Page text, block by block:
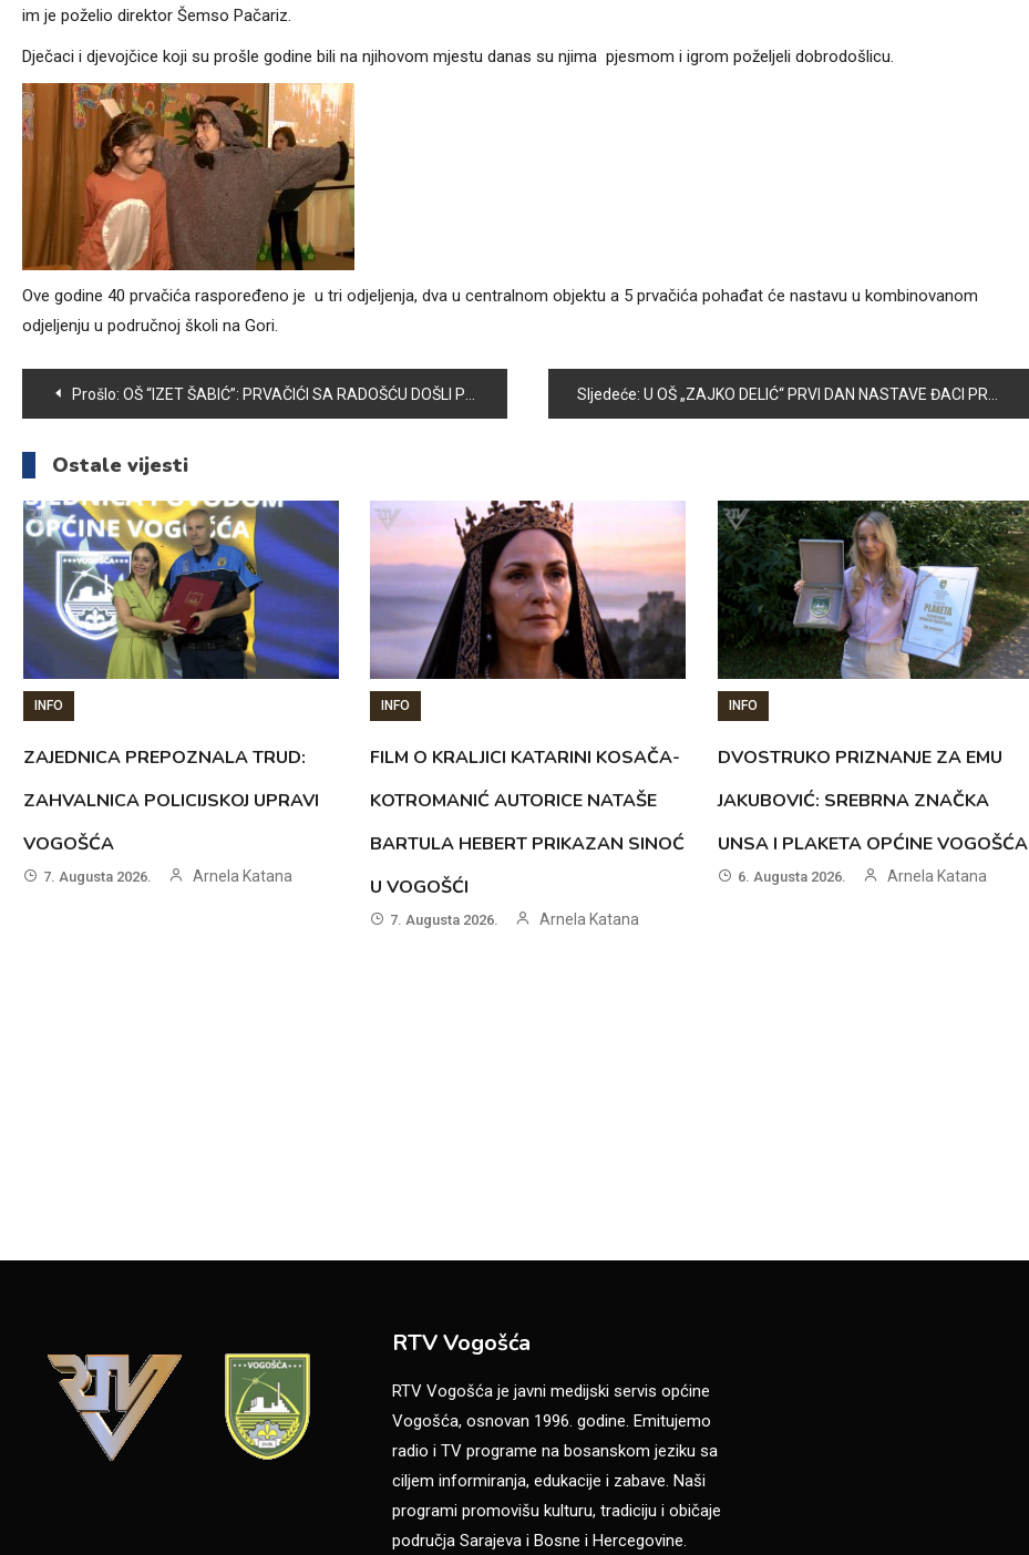
im je poželio direktor Šemso Pačariz.
Dječaci i djevojčice koji su prošle godine bili na njihovom mjestu danas su njima pjesmom i igrom poželjeli dobrodošlicu.
Ove godine 40 prvačića raspoređeno je u tri odjeljenja, dva u centralnom objektu a 5 prvačića pohađat će nastavu u kombinovanom
odjeljenju u područnoj školi na Gori.
Navigacija
članaka
Prošlo: OŠ “IZET ŠABIĆ”: PRVAČIĆI SA RADOŠĆU DOŠLI PRVI DAN U ŠKOLU Sljedeće: U OŠ „ZAJKO DELIĆ“ PRVI DAN NASTAVE ĐACI PROVELI VESELO
Ostale vijesti
INFO
ZAJEDNICA PREPOZNALA TRUD:
ZAHVALNICA POLICIJSKOJ UPRAVI
VOGOŠĆA
7. Augusta 2026. Arnela Katana
INFO
FILM O KRALJICI KATARINI KOSAČA-
KOTROMANIĆ AUTORICE NATAŠE
BARTULA HEBERT PRIKAZAN SINOĆ
U VOGOŠĆI
7. Augusta 2026. Arnela Katana
INFO
DVOSTRUKO PRIZNANJE ZA EMU
JAKUBOVIĆ: SREBRNA ZNAČKA
UNSA I PLAKETA OPĆINE VOGOŠĆA
6. Augusta 2026. Arnela Katana
RTV Vogošća
RTV Vogošća je javni medijski servis općine
Vogošća, osnovan 1996. godine. Emitujemo
radio i TV programe na bosanskom jeziku sa
ciljem informiranja, edukacije i zabave. Naši
programi promovišu kulturu, tradiciju i običaje
područja Sarajeva i Bosne i Hercegovine.